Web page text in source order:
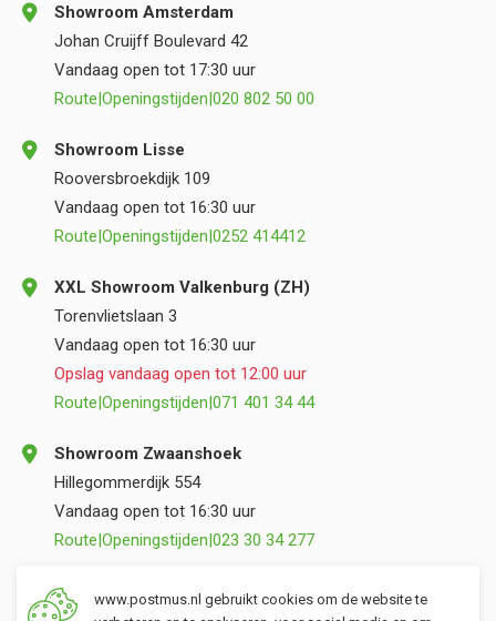
Showroom Amsterdam
Johan Cruijff Boulevard 42
Vandaag open tot 17:30 uur
Route|Openingstijden|020 802 50 00
Showroom Lisse
Rooversbroekdijk 109
Vandaag open tot 16:30 uur
Route|Openingstijden|0252 414412
XXL Showroom Valkenburg (ZH)
Torenvlietslaan 3
Vandaag open tot 16:30 uur
Opslag vandaag open tot 12:00 uur
Route|Openingstijden|071 401 34 44
Showroom Zwaanshoek
Hillegommerdijk 554
Vandaag open tot 16:30 uur
Route|Openingstijden|023 30 34 277
Opslag Valkenburg (ZH)
www.postmus.nl gebruikt cookies om de website te